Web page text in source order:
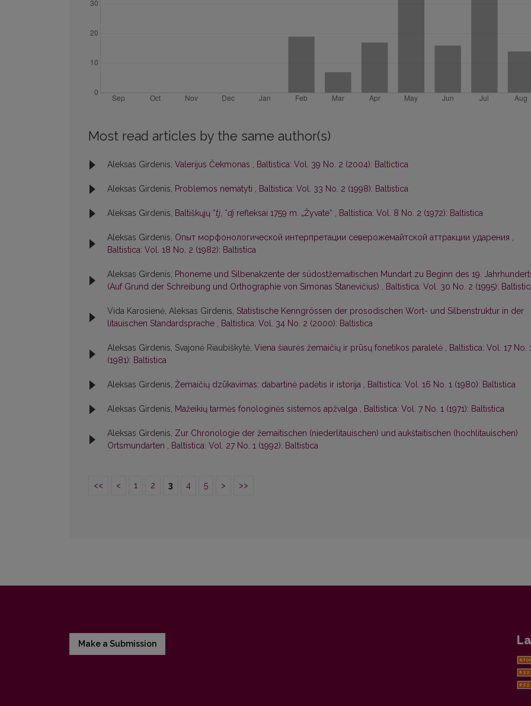
Most read articles by the same author(s)
Aleksas Girdenis, Valerijus Čekmonas , Baltistica: Vol. 39 No. 2 (2004): Baltictica
Aleksas Girdenis, Problemos nematyti , Baltistica: Vol. 33 No. 2 (1998): Baltistica
Aleksas Girdenis, Baltiškųjų *tj, *dj refleksai 1759 m. „Žyvate“ , Baltistica: Vol. 8 No. 2 (1972): Baltistica
Aleksas Girdenis, Опыт морфонологической интерпретации северожемайтской аттракции ударения ,
Baltistica: Vol. 18 No. 2 (1982): Baltistica
Aleksas Girdenis, Phoneme und Silbenakzente der südostžemaitischen Mundart zu Beginn des 19.
(Auf Grund der Schreibung und Orthographie von Simonas Stanevičius) , Baltistica: Vol. 30 No. 2 (1995):
Vida Karosienė, Aleksas Girdenis, Statistische Kenngrössen der prosodischen Wort- und Silbenstruktur in der
litauischen Standardsprache , Baltistica: Vol. 34 No. 2 (2000): Baltistica
Aleksas Girdenis, Svajonė Riaubiškytė, Viena šiaurės žemaičių ir prūsų fonetikos paralelė , Baltistica: Vol. 17 No.
(1981): Baltistica
Aleksas Girdenis, Žemaičių dzūkavimas: dabartinė padėtis ir istorija , Baltistica: Vol. 16 No. 1 (1980): Baltistica
Aleksas Girdenis, Mažeikių tarmės fonologinės sistemos apžvalga , Baltistica: Vol. 7 No. 1 (1971): Baltistica
Aleksas Girdenis, Zur Chronologie der žemaitischen (niederlitauischen) und aukštaitischen (hochlitauischen)
Ortsmundarten , Baltistica: Vol. 27 No. 1 (1992): Baltistica
<< < 1 2 3 4 5 > >>
Make a Submission